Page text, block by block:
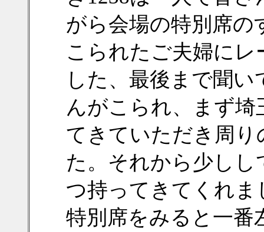
がら会場の特別席の
こられたご夫婦に
した、最後まで聞
んがこられ、まず
てきていただき周
た。それから少し
つ持ってきてくれま
特別席をみると一番